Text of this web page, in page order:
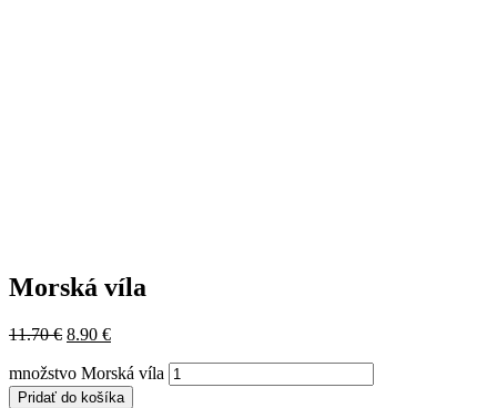
Morská víla
11.70€ 8.90 €
množstvo Morská víla
Pridať do košíka